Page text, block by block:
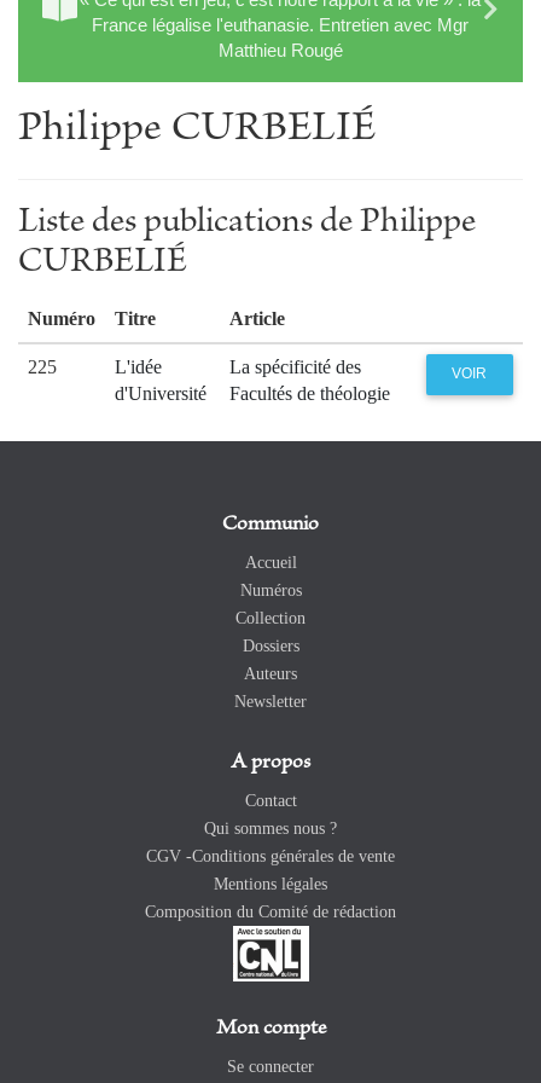
France légalise l'euthanasie. Entretien avec Mgr
Matthieu Rougé
Philippe CURBELIÉ
Liste des publications de Philippe
CURBELIÉ
Numéro Titre Article
225
L'idée
d'Université
La spécificité des
Facultés de théologie
VOIR
Communio
Accueil
Numéros
Collection
Dossiers
Auteurs
Newsletter
A propos
Contact
Qui sommes nous ?
CGV -Conditions générales de vente
Mentions légales
Composition du Comité de rédaction
Mon compte
Se connecter